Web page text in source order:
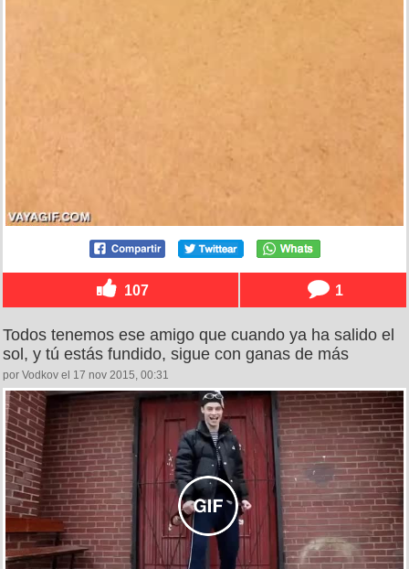
107 1
Todos tenemos ese amigo que cuando ya ha salido el
sol, y tú estás fundido, sigue con ganas de más
por Vodkov el 17 nov 2015, 00:31